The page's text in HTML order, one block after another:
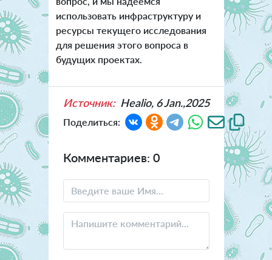
использовать инфраструктуру и
ресурсы текущего исследования
для решения этого вопроса в
будущих проектах.
Источник: Healio, 6 Jan.,2025
Поделиться:
Комментариев: 0